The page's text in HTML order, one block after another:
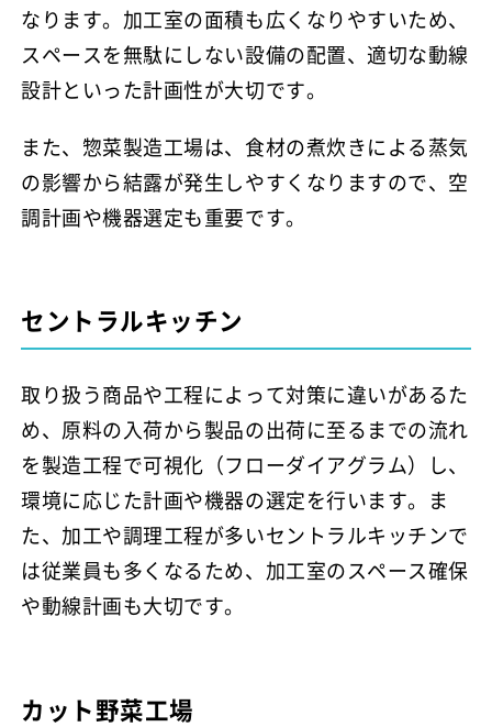
なります。加工室の面積も広くなりやすいため、
スペースを無駄にしない設備の配置、適切な動線
設計といった計画性が大切です。
また、惣菜製造工場は、食材の煮炊きによる蒸気
の影響から結露が発生しやすくなりますので、空
調計画や機器選定も重要です。
セントラルキッチン
取り扱う商品や工程によって対策に違いがあるた
め、原料の入荷から製品の出荷に至るまでの流れ
を製造工程で可視化（フローダイアグラム）し、
環境に応じた計画や機器の選定を行います。ま
た、加工や調理工程が多いセントラルキッチンで
は従業員も多くなるため、加工室のスペース確保
や動線計画も大切です。
カット野菜工場